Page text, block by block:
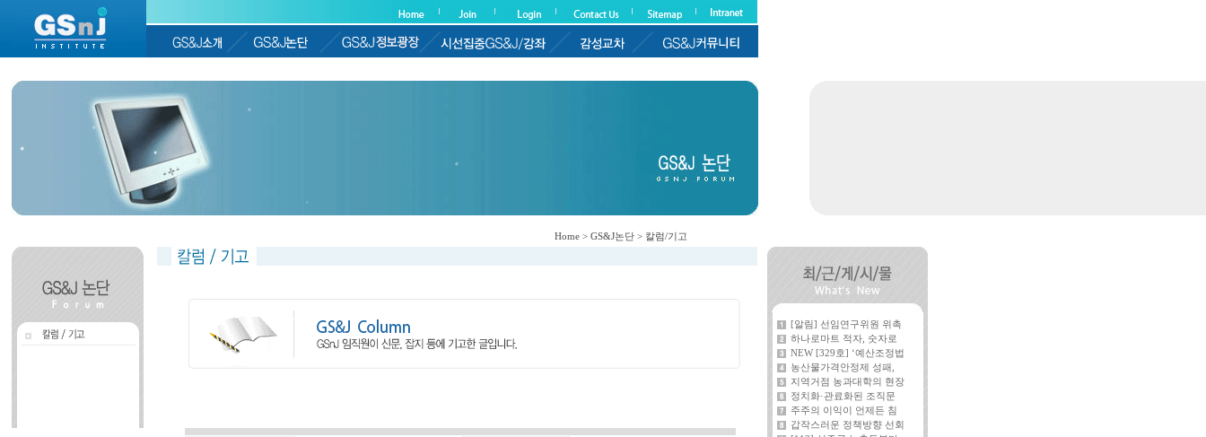
[알림] 선임연구위원 위촉
하나로마트 적자, 숫자로
NEW [329호] ‘예산조정법
농산물가격안정제 성패,
지역거점 농과대학의 현장
정치화·관료화된 조직문
주주의 이익이 언제든 침
갑작스러운 정책방향 선회
Home > GS&J논단 > 칼럼/기고